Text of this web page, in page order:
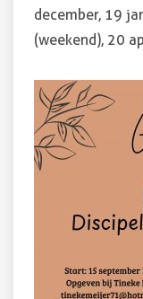
december, 19
(weekend), 20